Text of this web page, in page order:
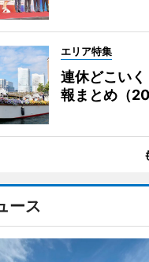
エリア特集
連休どこい
報まとめ（
ース